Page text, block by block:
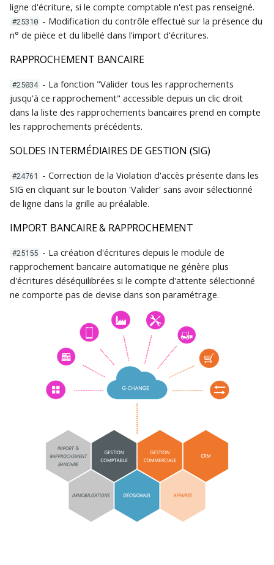
ligne d'écriture, si le compte comptable n'est pas renseigné.
#25310 - Modification du contrôle effectué sur la présence du
n° de pièce et du libellé dans l'import d'écritures.
RAPPROCHEMENT BANCAIRE
#25034 - La fonction "Valider tous les rapprochements
jusqu'à ce rapprochement" accessible depuis un clic droit
dans la liste des rapprochements bancaires prend en compte
les rapprochements précédents.
SOLDES INTERMÉDIAIRES DE GESTION (SIG)
#24761
- Correction de la Violation d'accès présente dans les
SIG en cliquant sur le bouton 'Valider' sans avoir sélectionné
de ligne dans la grille au préalable.
IMPORT BANCAIRE & RAPPROCHEMENT
#25155 - La création d'écritures depuis le module de
rapprochement bancaire automatique ne génère plus
d'écritures déséquilibrées si le compte d'attente sélectionné
ne comporte pas de devise dans son paramétrage.